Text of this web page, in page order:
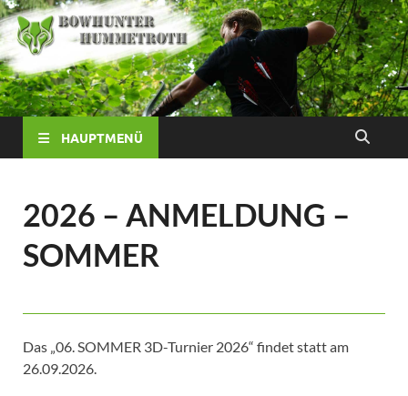
HAUPTMENÜ
2026 – ANMELDUNG –
SOMMER
Das „06. SOMMER 3D-Turnier 2026“ findet statt am
26.09.2026.